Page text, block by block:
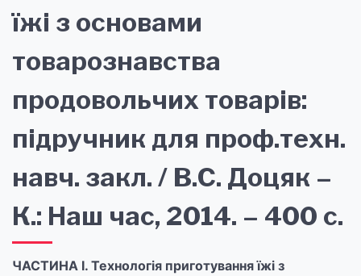
їжі з основами
товарознавства
продовольчих товарів:
підручник для проф.техн.
навч. закл. / В.С. Доцяк –
К.: Наш час, 2014. – 400 с.
ЧАСТИНА І. Технологія приготування їжі з